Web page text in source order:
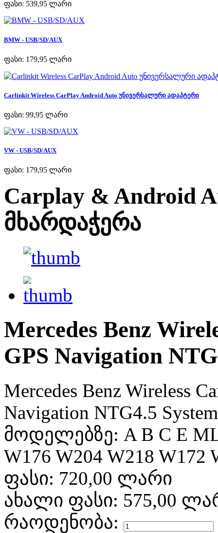
ფასი: 539,95 ლარი
BMW - USB/SD/AUX
ფასი: 179,95 ლარი
Carlinkit Wireless CarPlay Android Auto უნივერსალური ადაპტერი
ფასი: 99,95 ლარი
VW - USB/SD/AUX
ფასი: 179,95 ლარი
Carplay & Android
მხარდაჭერა
Mercedes Benz
GPS Navigation
Mercedes Benz Wireless
Navigation NTG4.5
მოდელებზე: A B C E ML
W176 W204 W218 W172
ფასი: 720,00 ლარი
ახალი ფასი: 575,00
რაოდენობა: